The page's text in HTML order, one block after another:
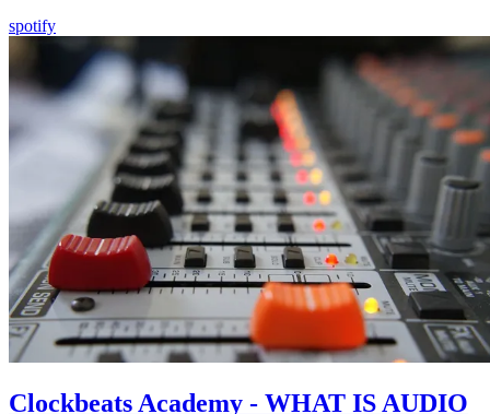
spotify
Clockbeats Academy - WHAT IS AUDIO